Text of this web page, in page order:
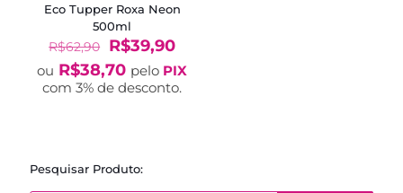
Eco Tupper Roxa Neon
500ml
R$62,90
O
preço
original
era:
R$39,90O
preço
atual
é:
ou R$38,70 pelo PIX
com 3% de desconto.
Pesquisar Produto: